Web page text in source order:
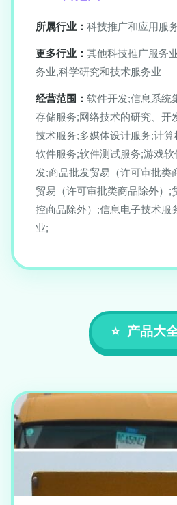
所属行业： 科技推广和应用服
更多行业： 其他科技推广服务
务业,科学研究和技术服务业
经营范围： 软件开发;信息系统
存储服务;网络技术的研究、开
技术服务;多媒体设计服务;计
软件服务;软件测试服务;游戏
发;商品批发贸易（许可审批类
贸易（许可审批类商品除外）;
控商品除外）;信息电子技术服
业;
产品大